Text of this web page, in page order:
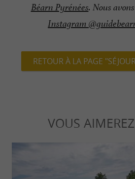
Béarn Pyrénées. Nous
Instagram
RETOUR À LA PAGE
VOUS AIMEREZ